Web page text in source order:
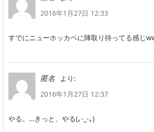
2016年1月27日 12:33
すでにニューホッカペに陣取り待ってる感じ
匿名
より:
2016年1月27日 12:37
やる。…きっと、やる(｡-_-｡)